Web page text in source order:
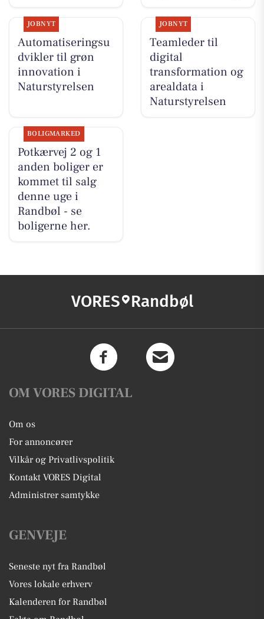
JOBNYT
Automatiseringsu
dvikler til grøn
innovation i
Naturstyrelsen
JOBNYT
Teamleder til
digital
transformation og
arealdata i
Naturstyrelsen
BOLIGMARKED
Potkærvej 2 og 1
anden boliger er
kommet til salg
denne uge i
Randbøl - se
boligerne her.
VORES Randbøl
OM VORES DIGITAL
Om os
For annoncører
Vilkår og Privatlivspolitik
Kontakt VORES Digital
Administrer samtykke
GENVEJE
Seneste nyt fra Randbøl
Vores lokale erhverv
Kalenderen for Randbøl